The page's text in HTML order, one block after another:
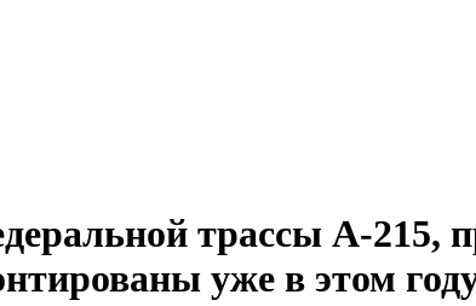
трассы А-215,
уже в этом